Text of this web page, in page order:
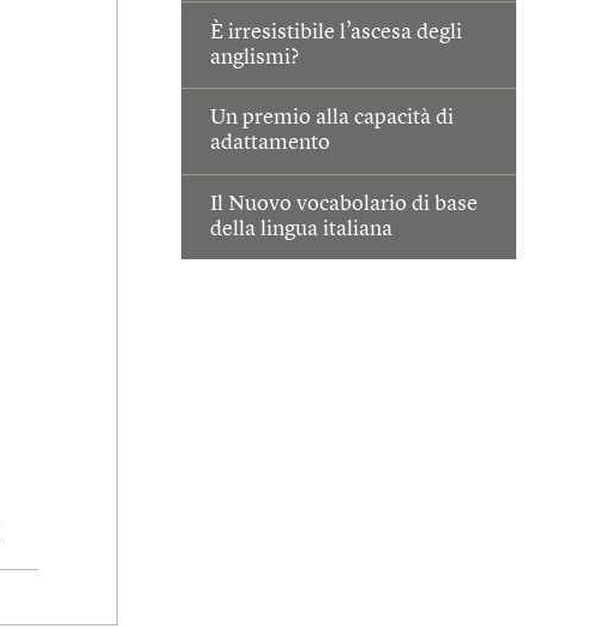
È irresistibile l’ascesa degli
anglismi?
Un premio alla capacità di
adattamento
Il Nuovo vocabolario di base
della lingua italiana